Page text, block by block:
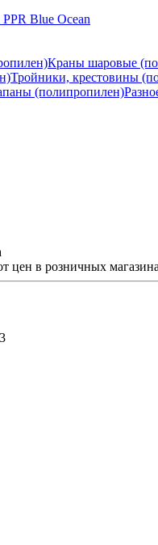
Blue Ocean
Краны шаровые
Тройники, крестовины
(полипропилен)
цен в розничных